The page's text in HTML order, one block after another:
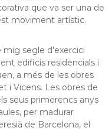
que va ser una de
moviment artístic.
mig segle d'exercici
edificis residencials i
a més de les obres
i Vicens. Les obres de
seus primerencs anys
per madurar
de Barcelona, el